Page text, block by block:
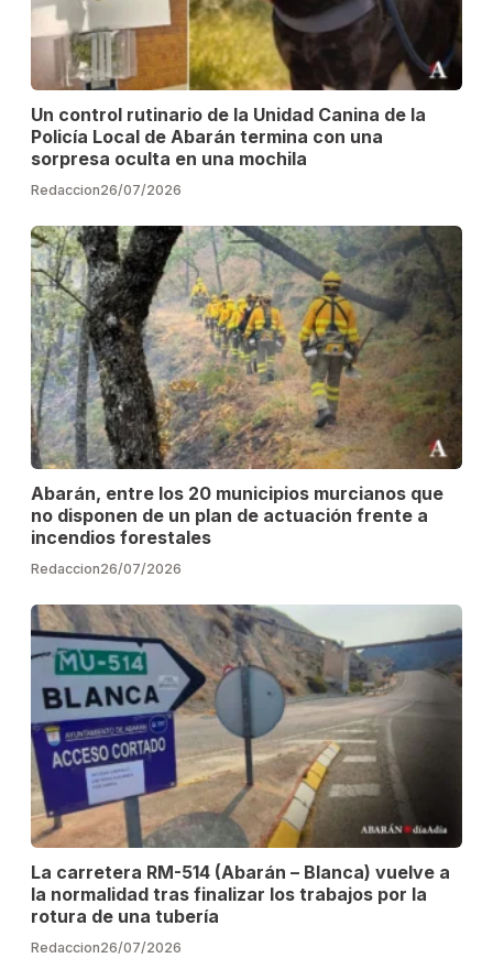
Un control rutinario de la Unidad Canina de la
Policía Local de Abarán termina con una
sorpresa oculta en una mochila
Redaccion26/07/2026
Abarán, entre los 20 municipios murcianos que
no disponen de un plan de actuación frente a
incendios forestales
Redaccion26/07/2026
La carretera RM-514 (Abarán – Blanca) vuelve a
la normalidad tras finalizar los trabajos por la
rotura de una tubería
Redaccion26/07/2026